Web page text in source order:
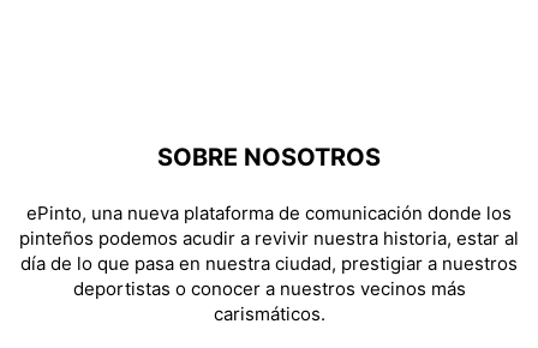
SOBRE NOSOTROS
ePinto, una nueva plataforma de comunicación donde los
pinteños podemos acudir a revivir nuestra historia, estar al
día de lo que pasa en nuestra ciudad, prestigiar a nuestros
deportistas o conocer a nuestros vecinos más
carismáticos.